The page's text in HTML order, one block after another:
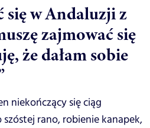
się w Andaluzji z
zajmować się
że dałam sobie
niekończący się ciąg
rano, robienie kanapek,